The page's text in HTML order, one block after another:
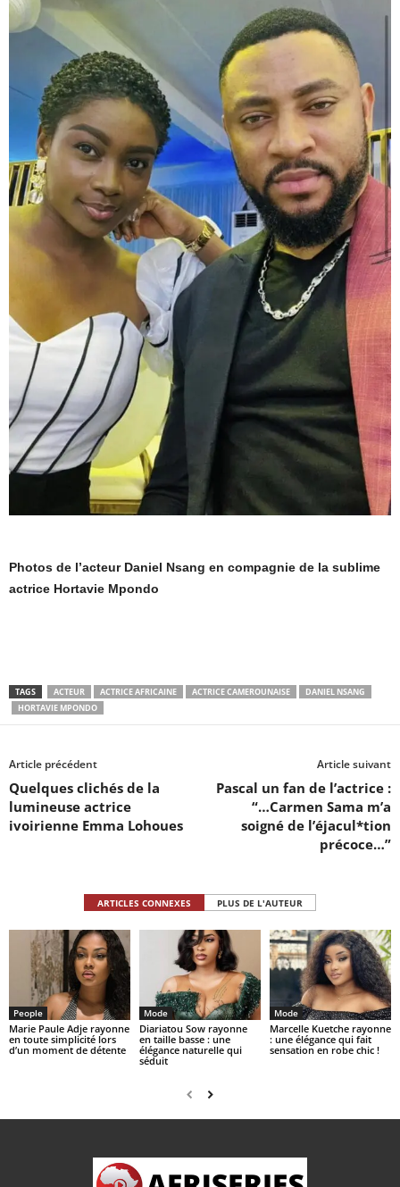
Photos de l’acteur Daniel Nsang en compagnie de la sublime
actrice Hortavie Mpondo
TAGS ACTEUR ACTRICE AFRICAINE ACTRICE CAMEROUNAISE
DANIEL NSANG
HORTAVIE MPONDO
Article précédent
Quelques clichés de la
lumineuse actrice
ivoirienne Emma Lohoues
Article suivant
Pascal un fan de l’actrice :
“…Carmen Sama m’a
soigné de l’éjacul*tion
précoce…”
ARTICLES CONNEXES PLUS DE L'AUTEUR
People
Marie Paule Adje rayonne
en toute simplicité lors
d’un moment de détente
Mode
Diariatou Sow rayonne
en taille basse : une
élégance naturelle qui
séduit
Mode
Marcelle Kuetche rayonne
: une élégance qui fait
sensation en robe chic !